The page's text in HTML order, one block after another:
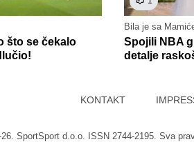
što se čekalo
Bila je sa
Spojili NBA
detalje
KONTAKT
SportSport d.o.o. ISSN 2744-2195. Sva